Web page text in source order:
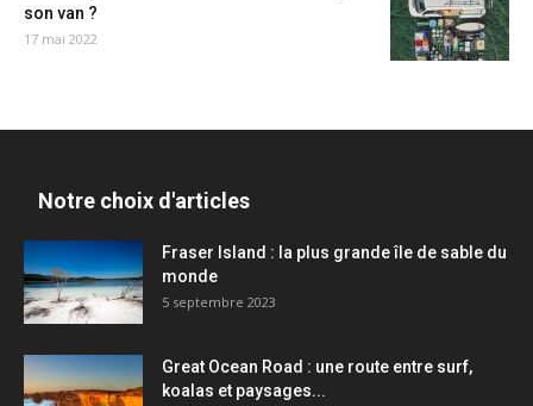
son van ?
17 mai 2022
Notre choix d'articles
Fraser Island : la plus grande île de sable du
monde
5 septembre 2023
Great Ocean Road : une route entre surf,
koalas et paysages...